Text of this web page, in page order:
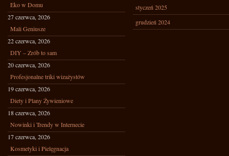
Eko w Domu
27 czerwca, 2026
Mali Geniusze
22 czerwca, 2026
DIY – Zrób to sam
20 czerwca, 2026
Profesjonalne triki wizażystów
19 czerwca, 2026
Diety i Plany Żywieniowe
18 czerwca, 2026
Nowinki i Trendy w Internecie
17 czerwca, 2026
Kosmetyki i Pielęgnacja
styczeń 2025
grudzień 2024